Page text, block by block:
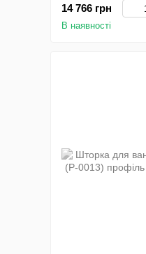
14 766 грн
В наявності